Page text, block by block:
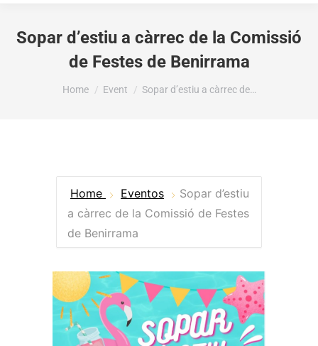
Sopar d’estiu a càrrec de la Comissió
de Festes de Benirrama
You are here:
Home Event Sopar d’estiu a càrrec de…
Home Eventos
Sopar d’estiu
a càrrec de la Comissió de Festes
de Benirrama